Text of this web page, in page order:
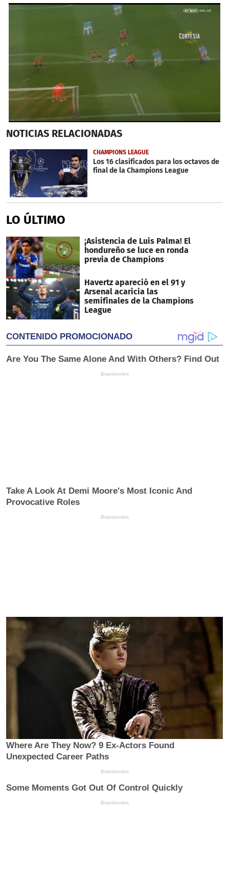
seconds
1
minute,
19
seconds
NOTICIAS RELACIONADAS
CHAMPIONS LEAGUE
Los 16 clasificados para los octavos de
final de la Champions League
LO ÚLTIMO
¡Asistencia de Luis Palma! El
hondureño se luce en ronda
previa de Champions
Havertz apareció en el 91 y
Arsenal acaricia las
semifinales de la Champions
League